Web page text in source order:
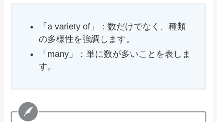
「a variety of」：数だけでなく、種類
の多様性を強調します。
「many」：単に数が多いことを表しま
す。